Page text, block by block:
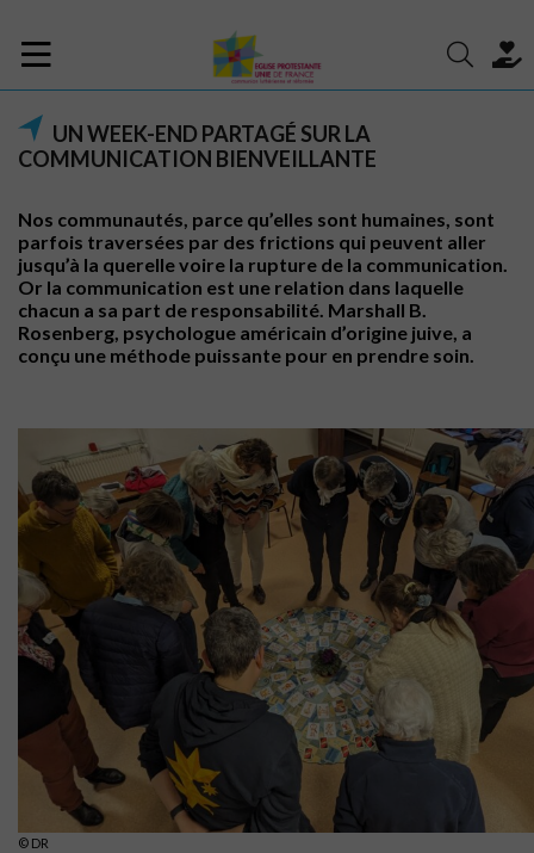
UN WEEK-END PARTAGÉ SUR LA
COMMUNICATION BIENVEILLANTE
Nos communautés, parce qu’elles sont humaines, sont
parfois traversées par des frictions qui peuvent aller
jusqu’à la querelle voire la rupture de la communication.
Or la communication est une relation dans laquelle
chacun a sa part de responsabilité. Marshall B.
Rosenberg, psychologue américain d’origine juive, a
conçu une méthode puissante pour en prendre soin.
© DR